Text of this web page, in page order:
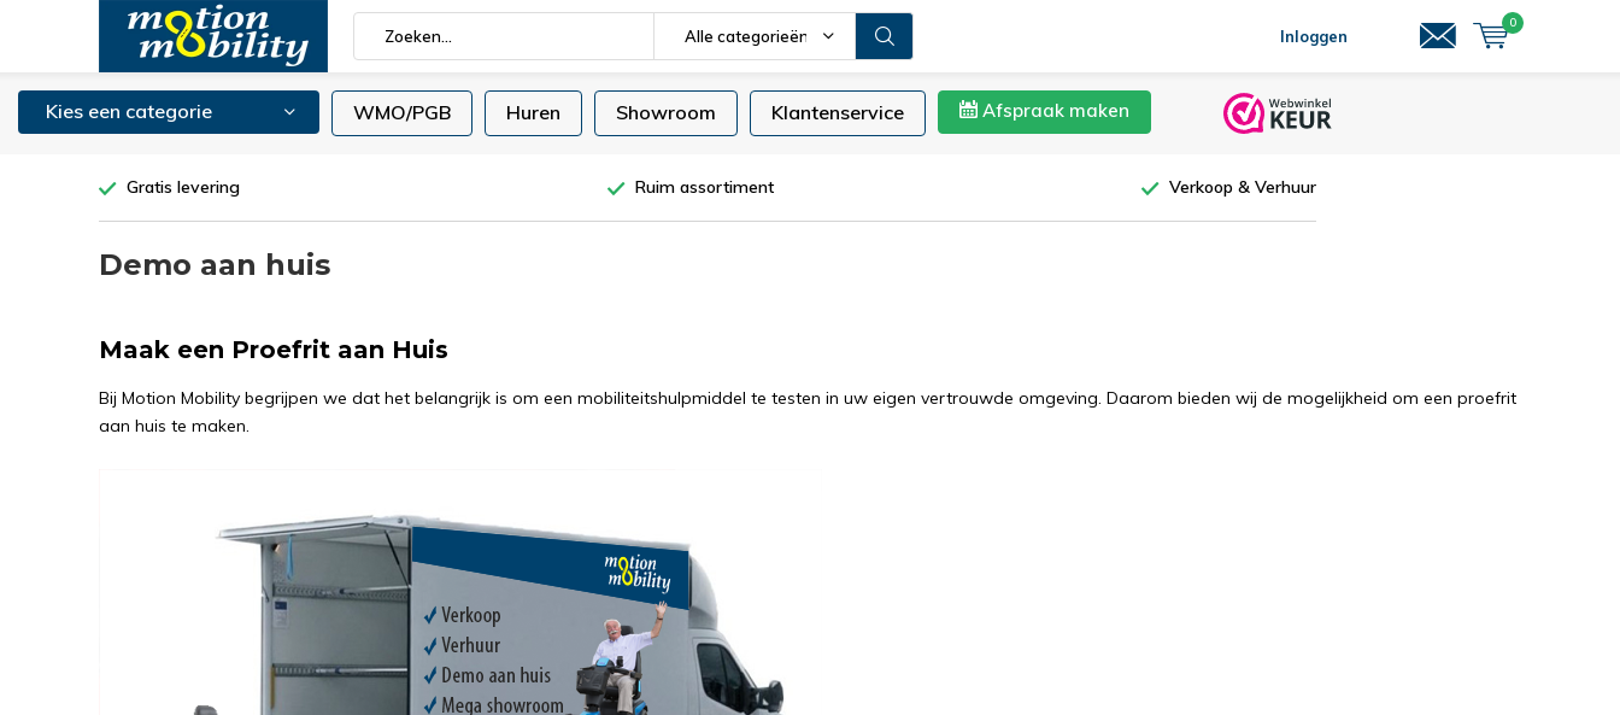
Alle categorieën Inloggen
0
Kies een categorie WMO/PGB Huren Showroom Klantenservice Afspraak maken
Gratis levering Ruim assortiment Verkoop & Verhuur
Demo aan huis
Maak een Proefrit aan Huis
Bij Motion Mobility begrijpen we dat het belangrijk is om een mobiliteitshulpmiddel te testen in uw eigen vertrouwde omgeving. Daarom bieden wij de mogelijkheid om een proefrit
aan huis te maken.